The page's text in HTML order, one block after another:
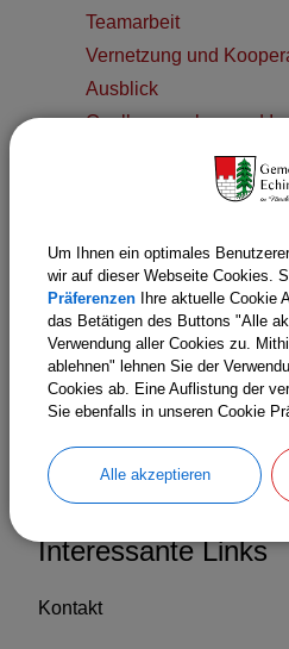
Kinderkrippe Zwergenschloss
Inhaltsverzeichnis
Teamarbeit
Vernetzung und
Ausblick
Quellenangaben und
Wissenswertes für Eltern
Elternbeirat
Interessante Links
Kontakt
Um Ihnen ein optimales
wir auf dieser Webseite Cookies.
Präferenzen Ihre aktuelle Cookie
das Betätigen des Buttons "Alle
Verwendung aller Cookies zu.
ablehnen" lehnen Sie der
Cookies ab. Eine Auflistung der
Sie ebenfalls in unseren Cookie
Alle akzeptieren